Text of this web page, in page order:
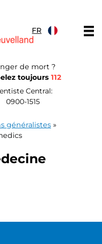
FR
de mort ?
toujours 112
Central:
0900-1515
généralistes »